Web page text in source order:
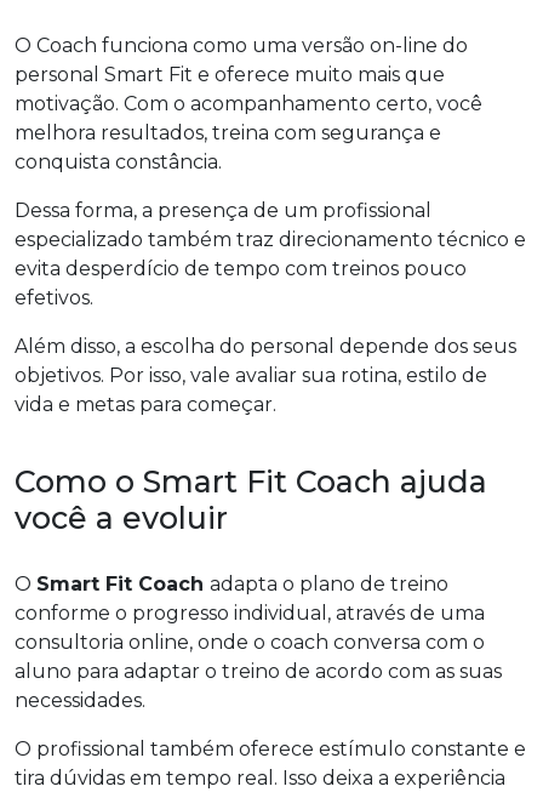
O Coach funciona como uma versão on-line do
personal Smart Fit e oferece muito mais que
motivação. Com o acompanhamento certo, você
melhora resultados, treina com segurança e
conquista constância.
Dessa forma, a presença de um profissional
especializado também traz direcionamento técnico e
evita desperdício de tempo com treinos pouco
efetivos.
Além disso, a escolha do personal depende dos seus
objetivos. Por isso, vale avaliar sua rotina, estilo de
vida e metas para começar.
Como o Smart Fit Coach ajuda
você a evoluir
O Smart Fit Coach adapta o plano de treino
conforme o progresso individual, através de uma
consultoria online, onde o coach conversa com o
aluno para adaptar o treino de acordo com as suas
necessidades.
O profissional também oferece estímulo constante e
tira dúvidas em tempo real. Isso deixa a experiência